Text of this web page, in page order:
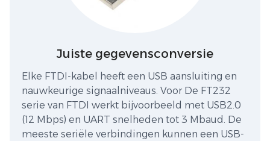
Juiste gegevensconversie
Elke FTDI-kabel heeft een USB aansluiting en
nauwkeurige signaalniveaus. Voor De FT232
serie van FTDI werkt bijvoorbeeld met USB2.0
(12 Mbps) en UART snelheden tot 3 Mbaud. De
meeste seriële verbindingen kunnen een USB-